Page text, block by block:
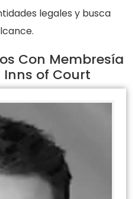
legales y busca
Con Membresía
Inns of Court